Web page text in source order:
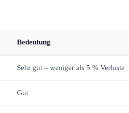
Bedeutung
Sehr gut – weniger als 5 % Verluste
Gut